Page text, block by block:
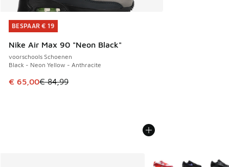
BESPAAR € 19
Nike Air Max 90 "Neon Black"
voorschools Schoenen
Black - Neon Yellow - Anthracite
Dit artikel is in de uitverkoop. Dit artikel is in de
€ 65,00€ 84,99
BESPAAR € 19
Meer kleuren